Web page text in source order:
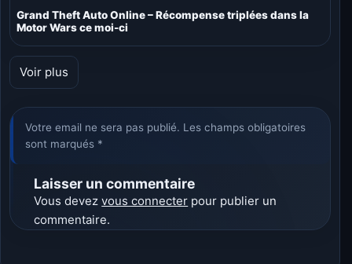
Grand Theft Auto Online – Récompense triplées dans la
Motor Wars ce moi-ci
Voir plus
Votre email ne sera pas publié. Les champs obligatoires
sont marqués *
Laisser un commentaire
Vous devezvous connecter pour publier un
commentaire.